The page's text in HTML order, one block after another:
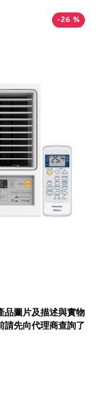
-26 %
品圖片及描述與實物
請先向代理商查詢了